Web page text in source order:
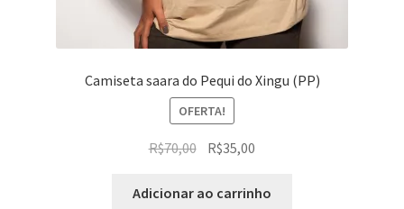
Camiseta saara do Pequi do Xingu (PP)
OFERTA!
R$70,00
original
R$35,00
atual
Adicionar ao carrinho